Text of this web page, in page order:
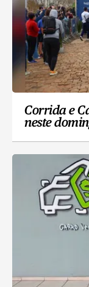
Corrida e
neste